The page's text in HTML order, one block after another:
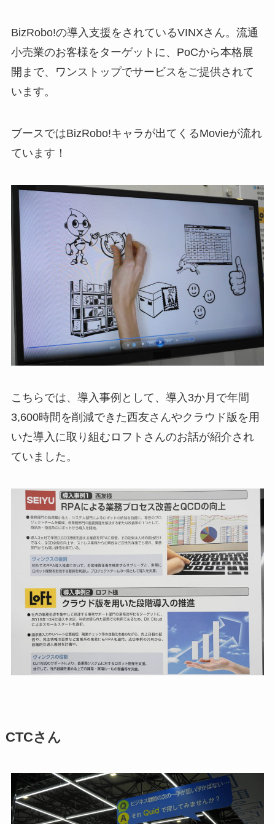
BizRobo!の導入支援をされているVINXさん。流通
小売業のお客様をターゲットに、PoCから本格展
開まで、ワンストップでサービスをご提供されて
います。
ブースではBizRobo!キャラが出てくるMovieが流れ
ています！
こちらでは、導入事例として、導入3か月で年間
3,600時間を削減できた西友さんやクラウド版を用
いた導入に取り組むロフトさんのお話が紹介され
ていました。
CTCさん